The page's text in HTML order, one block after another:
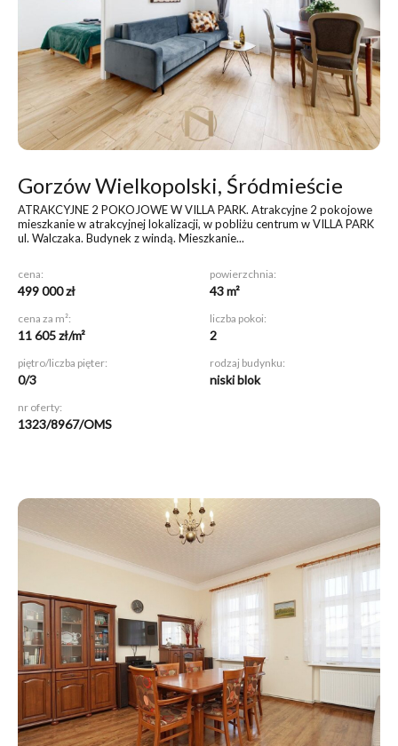
Gorzów Wielkopolski, Śródmieście
ATRAKCYJNE 2 POKOJOWE W VILLA PARK. Atrakcyjne 2 pokojowe
mieszkanie w atrakcyjnej lokalizacji, w pobliżu centrum w VILLA PARK
ul. Walczaka. Budynek z windą. Mieszkanie...
cena:
499 000 zł
powierzchnia:
43 m²
cena za m²:
11 605 zł/m²
liczba pokoi:
2
piętro/liczba pięter:
0/3
rodzaj budynku:
niski blok
nr oferty:
1323/8967/OMS